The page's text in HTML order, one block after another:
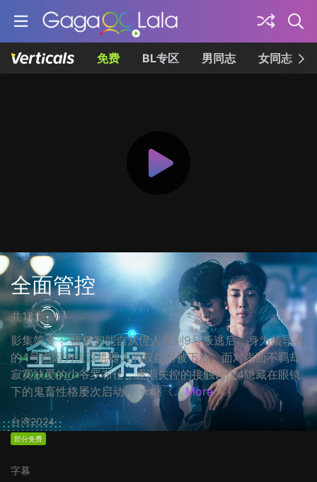
免费 BL专区 男同志 女同志
全面管控
共12集
影集简介： 恆极智能自从恆人系列9号叛逃后，身为领导者
的4号也因为抗议机器人的权益而被下放。面对表面不羁却
寂寞缺爱的少爷罗布仕，逐渐失控的接触让恆4隐藏在眼镜
下的鬼畜性格屡次启动。 ☆继《... More
台湾2024
部分免费
字幕